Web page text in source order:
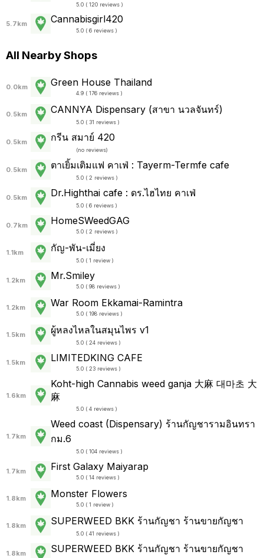
5.0 ( 120 reviews )
5.7km Cannabisgirl420
5.0 ( 6 reviews )
All Nearby Shops
0.0km Green House Thailand
4.9 ( 176 reviews )
0.5km CANNYA Dispensary (สาขา นวลจันทร์)
5.0 ( 31 reviews )
0.5km กรีน สมาย์ 420
(no reviews)
0.5km ตาเยิ้มเติมแฟ คาเฟ่ : Tayerm-Termfe cafe
5.0 ( 2 reviews )
0.5km Dr.Highthai cafe : ดร.ไฮไทย คาเฟ่
5.0 ( 6 reviews )
0.7km HomeSWeedGAG
5.0 ( 2 reviews )
1.1km กัญ-พัน-เมี่ยง
5.0 ( 1 review )
1.2km Mr.Smiley
5.0 ( 98 reviews )
1.2km War Room Ekkamai-Ramintra
5.0 ( 198 reviews )
1.5km ผู้หลงไหลในสมุนไพร v1
5.0 ( 24 reviews )
1.5km LIMITEDKING CAFE
5.0 ( 23 reviews )
1.6km
Koht-high Cannabis weed ganja 大麻 대마초 大
麻
5.0 ( 4 reviews )
1.7km
Weed coast (Dispensary) ร้านกัญชารามอินทรา
กม.6
5.0 ( 104 reviews )
1.7km First Galaxy Maiyarap
5.0 ( 14 reviews )
1.8km Monster Flowers
5.0 ( 1 review )
1.8km SUPERWEED BKK ร้านกัญชา ร้านขายกัญชา
5.0 ( 41 reviews )
1.8km SUPERWEED BKK ร้านกัญชา ร้านขายกัญชา